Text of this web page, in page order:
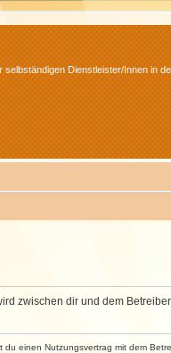
Dienstleister/Innen in
zwischen dir und dem
du einen Nutzungsvertrag mit dem